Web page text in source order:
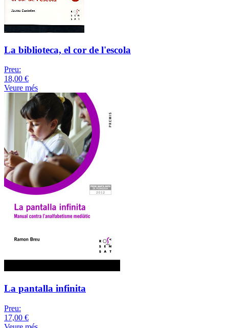
La biblioteca, el cor de l'escola
Preu:
18,00 €
Veure més
La pantalla infinita
Preu:
17,00 €